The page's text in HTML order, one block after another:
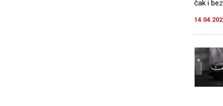
čak i